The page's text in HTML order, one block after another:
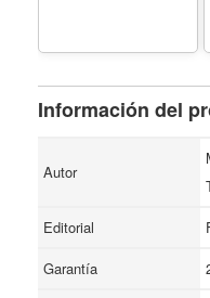
Información del
Autor
Editorial
Garantía